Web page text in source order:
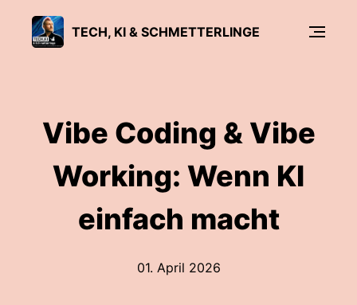
TECH, KI & SCHMETTERLINGE
Vibe Coding & Vibe
Working: Wenn KI
einfach macht
01. April 2026